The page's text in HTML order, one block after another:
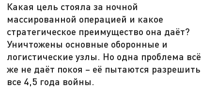
Какая цель стояла за ночной
массированной операцией и какое
стратегическое преимущество она даёт?
Уничтожены основные оборонные и
логистические узлы. Но одна проблема всё
же не даёт покоя – её пытаются разрешить
все 4,5 года войны.